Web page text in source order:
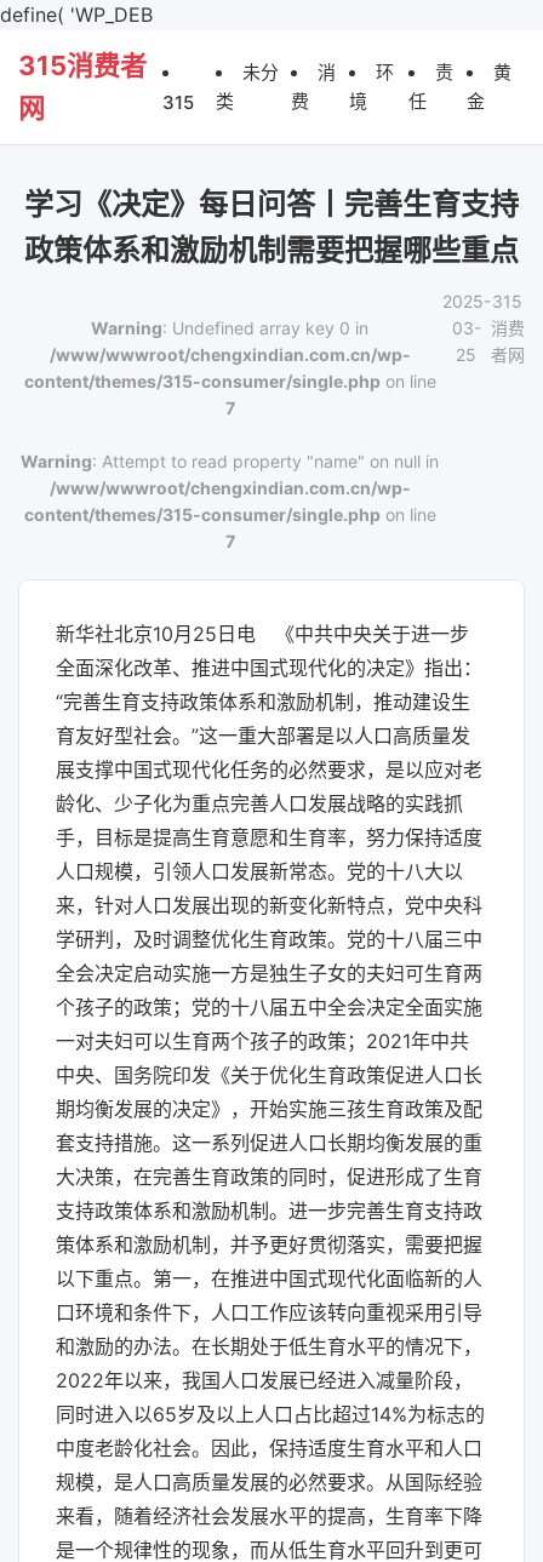
define( 'WP_DEB
315消费者
网
315
未分
类
消
费
环
境
责
任
黄
金
学习《决定》每日问答丨完善生育支持
政策体系和激励机制需要把握哪些重点
Warning: Undefined array key 0 in
/www/wwwroot/chengxindian.com.cn/wp-
content/themes/315-consumer/single.phpon line
7
Warning: Attempt to read property "name" on null in
/www/wwwroot/chengxindian.com.cn/wp-
content/themes/315-consumer/single.phpon line
7
2025-
03-
25
315
消费
者网
新华社北京10月25日电 《中共中央关于进一步
全面深化改革、推进中国式现代化的决定》指出：
“完善生育支持政策体系和激励机制，推动建设生
育友好型社会。”这一重大部署是以人口高质量发
展支撑中国式现代化任务的必然要求，是以应对老
龄化、少子化为重点完善人口发展战略的实践抓
手，目标是提高生育意愿和生育率，努力保持适度
人口规模，引领人口发展新常态。党的十八大以
来，针对人口发展出现的新变化新特点，党中央科
学研判，及时调整优化生育政策。党的十八届三中
全会决定启动实施一方是独生子女的夫妇可生育两
个孩子的政策；党的十八届五中全会决定全面实施
一对夫妇可以生育两个孩子的政策；2021年中共
中央、国务院印发《关于优化生育政策促进人口长
期均衡发展的决定》，开始实施三孩生育政策及配
套支持措施。这一系列促进人口长期均衡发展的重
大决策，在完善生育政策的同时，促进形成了生育
支持政策体系和激励机制。进一步完善生育支持政
策体系和激励机制，并予更好贯彻落实，需要把握
以下重点。第一，在推进中国式现代化面临新的人
口环境和条件下，人口工作应该转向重视采用引导
和激励的办法。在长期处于低生育水平的情况下，
2022年以来，我国人口发展已经进入减量阶段，
同时进入以65岁及以上人口占比超过14%为标志的
中度老龄化社会。因此，保持适度生育水平和人口
规模，是人口高质量发展的必然要求。从国际经验
来看，随着经济社会发展水平的提高，生育率下降
是一个规律性的现象，而从低生育水平回升到更可